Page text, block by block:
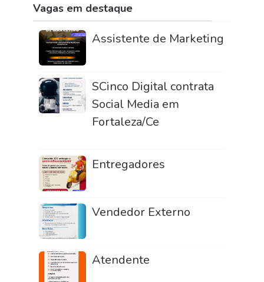
Vagas em destaque
Assistente de Marketing
SCinco Digital contrata
Social Media em
Fortaleza/Ce
Entregadores
Vendedor Externo
Atendente